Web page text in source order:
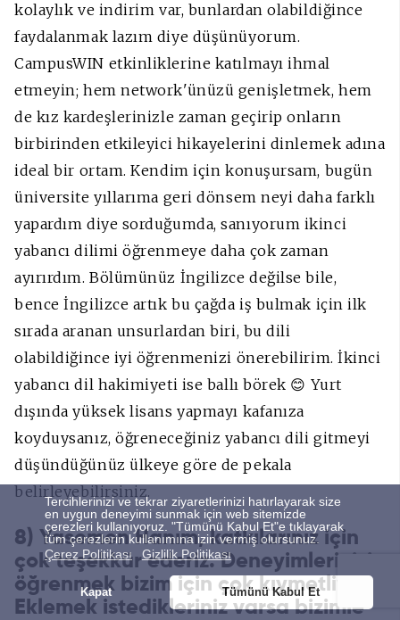
Tercihlerinizi ve tekrar ziyaretlerinizi hatırlayarak size
en uygun deneyimi sunmak için web sitemizde
çerezleri kullanıyoruz. "Tümünü Kabul Et"e tıklayarak
tüm çerezlerin kullanımına izin vermiş olursunuz.
Çerez Politikası
Gizlilik Politikası
Kapat Tümünü Kabul Et
kolaylık ve indirim var, bunlardan olabildiğince
faydalanmak lazım diye düşünüyorum.
CampusWIN etkinliklerine katılmayı ihmal
etmeyin; hem network'ünüzü genişletmek, hem
de kız kardeşlerinizle zaman geçirip onların
birbirinden etkileyici hikayelerini dinlemek adına
ideal bir ortam. Kendim için konuşursam, bugün
üniversite yıllarıma geri dönsem neyi daha farklı
yapardım diye sorduğumda, sanıyorum ikinci
yabancı dilimi öğrenmeye daha çok zaman
ayırırdım. Bölümünüz İngilizce değilse bile,
bence İngilizce artık bu çağda iş bulmak için ilk
sırada aranan unsurlardan biri, bu dili
olabildiğince iyi öğrenmenizi önerebilirim. İkinci
yabancı dil hakimiyeti ise ballı börek 😊 Yurt
dışında yüksek lisans yapmayı kafanıza
koyduysanız, öğreneceğiniz yabancı dili gitmeyi
düşündüğünüz ülkeye göre de pekala
belirleyebilirsiniz.
8) Yasemen Hanım, katkılarınız için
çok teşekkür ederiz. Deneyimlerinizi
öğrenmek bizim için çok kıymetliydi.
Eklemek istedikleriniz varsa bizimle